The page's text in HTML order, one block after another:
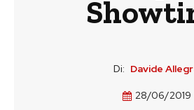
Di: Davide
28/06/2019